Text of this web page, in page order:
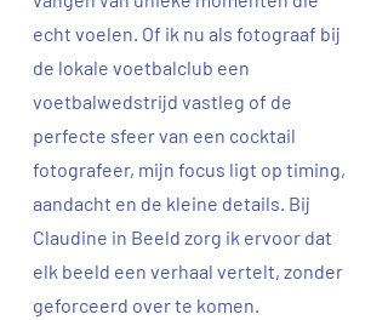
echt voelen. Of ik nu als fotograaf bij
de lokale voetbalclub een
voetbalwedstrijd vastleg of de
perfecte sfeer van een cocktail
fotografeer, mijn focus ligt op timing,
aandacht en de kleine details. Bij
Claudine in Beeld zorg ik ervoor dat
elk beeld een verhaal vertelt, zonder
geforceerd over te komen.